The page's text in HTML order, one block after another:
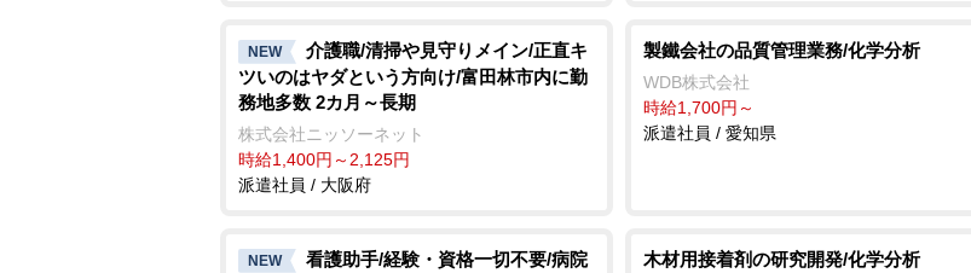
NEW
介護職/清掃や見守りメイン/正直キ
ツいのはヤダという方向け/富田林市内に勤
務地多数 2カ月～長期
株式会社ニッソーネット
時給1,400円～2,125円
派遣社員 / 大阪府
製鐵会社の品質管理業務/化学分析
WDB株式会社
時給1,700円～
派遣社員 / 愛知県
NEW
看護助手/経験・資格一切不要/病院
木材用接着剤の研究開発/化学分析